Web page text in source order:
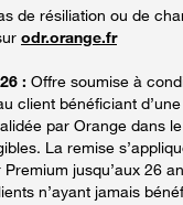
de résiliation ou de
odr.orange.fr
: Offre soumise à
client bénéficiant
par Orange dans
La remise
Premium jusqu’aux 26
n’ayant jamais